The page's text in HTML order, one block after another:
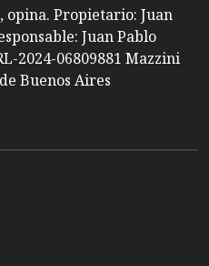
opina. Propietario: Juan
Juan Pablo
2024-06809881 Mazzini
Buenos Aires